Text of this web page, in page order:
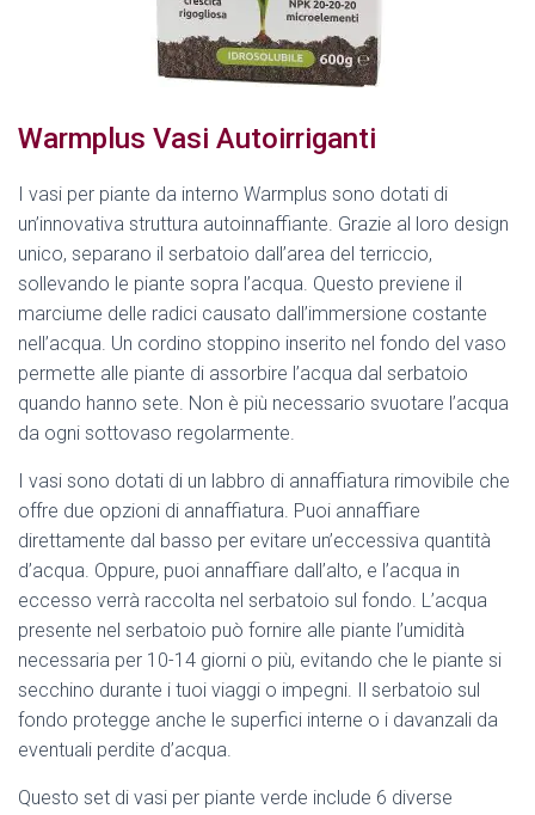
Warmplus Vasi Autoirriganti
I vasi per piante da interno Warmplus sono dotati di
un’innovativa struttura autoinnaffiante. Grazie al loro design
unico, separano il serbatoio dall’area del terriccio,
sollevando le piante sopra l’acqua. Questo previene il
marciume delle radici causato dall’immersione costante
nell’acqua. Un cordino stoppino inserito nel fondo del vaso
permette alle piante di assorbire l’acqua dal serbatoio
quando hanno sete. Non è più necessario svuotare l’acqua
da ogni sottovaso regolarmente.
I vasi sono dotati di un labbro di annaffiatura rimovibile che
offre due opzioni di annaffiatura. Puoi annaffiare
direttamente dal basso per evitare un’eccessiva quantità
d’acqua. Oppure, puoi annaffiare dall’alto, e l’acqua in
eccesso verrà raccolta nel serbatoio sul fondo. L’acqua
presente nel serbatoio può fornire alle piante l’umidità
necessaria per 10-14 giorni o più, evitando che le piante si
secchino durante i tuoi viaggi o impegni. Il serbatoio sul
fondo protegge anche le superfici interne o i davanzali da
eventuali perdite d’acqua.
Questo set di vasi per piante verde include 6 diverse